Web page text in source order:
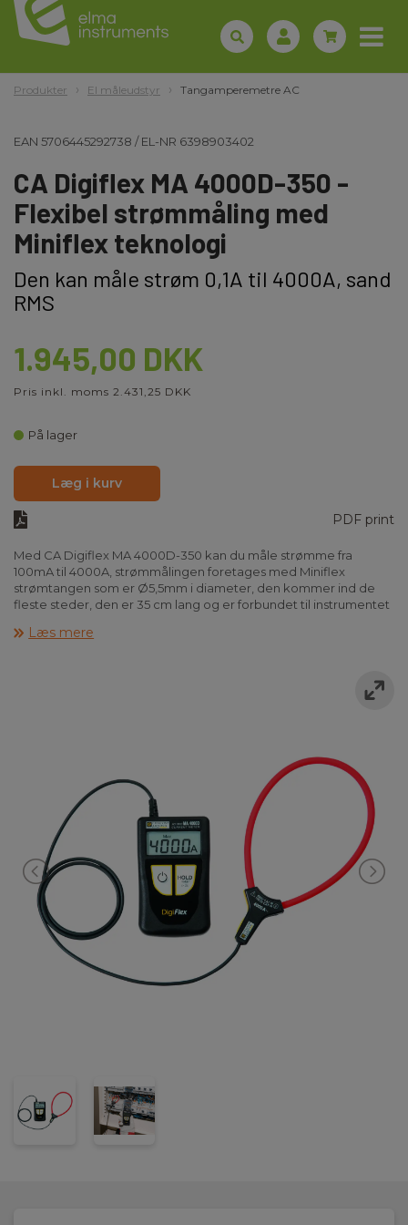
Produkter El måleudstyr Tangamperemetre AC
EAN 5706445292738 /EL-NR 6398903402
CA Digiflex MA 4000D-350 -
Flexibel strømmåling med
Miniflex teknologi
Den kan måle strøm 0,1A til 4000A, sand
RMS
1.945,00 DKK
Pris inkl. moms 2.431,25 DKK
På lager
Læg i kurv
PDF print
Med CA Digiflex MA 4000D-350 kan du måle strømme fra
100mA til 4000A, strømmålingen foretages med Miniflex
strømtangen som er Ø5,5mm i diameter, den kommer ind de
fleste steder, den er 35 cm lang og er forbundet til instrumentet
tilkøbes en magnet, som bruges når instrumentet skal hænge
CA Digiflex MA 400D-350, Ø100 opfylder EN 61010-1 KAT IV 600V
og leveres komplet i blister pakning med 2 LR03 batterier samt
Læs mere